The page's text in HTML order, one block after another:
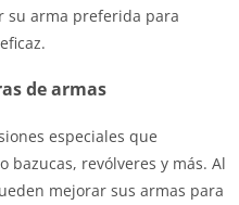
su arma preferida para
de armas
especiales que
bazucas, revólveres y más. Al
mejorar sus armas para